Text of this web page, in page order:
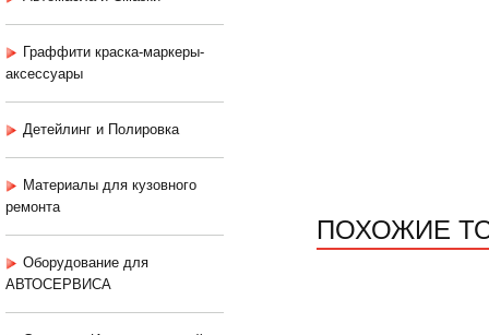
Граффити краска-маркеры-
аксессуары
Детейлинг и Полировка
Материалы для кузовного
ремонта
Оборудование для
АВТОСЕРВИСА
ПОХОЖИЕ